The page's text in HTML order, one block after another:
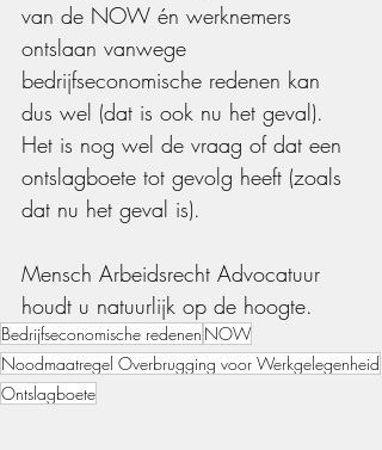
van de NOW én werknemers
ontslaan vanwege
bedrijfseconomische redenen kan
dus wel (dat is ook nu het geval).
Het is nog wel de vraag of dat een
ontslagboete tot gevolg heeft (zoals
dat nu het geval is).
Mensch Arbeidsrecht Advocatuur
houdt u natuurlijk op de hoogte.
Bedrijfseconomische redenen NOW
Noodmaatregel Overbrugging voor Werkgelegenheid
Ontslagboete